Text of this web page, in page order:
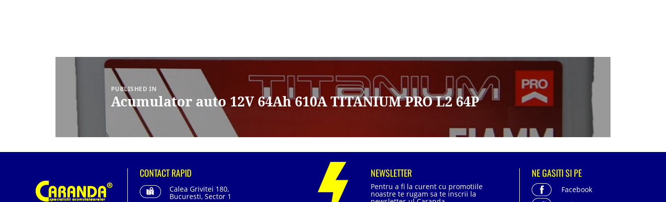
PUBLISHED IN
Acumulator auto 12V 64Ah 610A TITANIUM PRO L2 64P
CONTACT RAPID
Calea Grivitei 180,
Bucuresti, Sector 1
NEWSLETTER
Pentru a fi la curent cu promotiile
noastre te rugam sa te inscrii la
NE GASITI SI PE
Facebook